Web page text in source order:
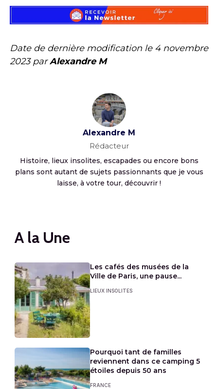
Date de dernière modification le 4 novembre
2023parAlexandre M
Alexandre M
Rédacteur
Histoire, lieux insolites, escapades ou encore bons
plans sont autant de sujets passionnants que je vous
laisse, à votre tour, découvrir !
A la Une
Les cafés des musées de la
Ville de Paris, une pause...
LIEUX INSOLITES
Pourquoi tant de familles
reviennent dans ce camping 5
étoiles depuis 50 ans
FRANCE